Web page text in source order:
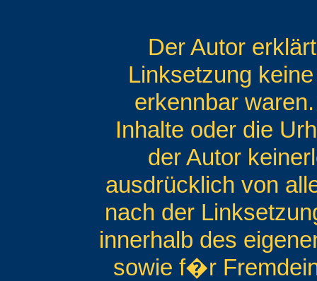
Der Autor
Linksetzung
erkennbar
Inhalte oder die
der Autor
ausdrücklich von
nach der
innerhalb des
sowie f�r